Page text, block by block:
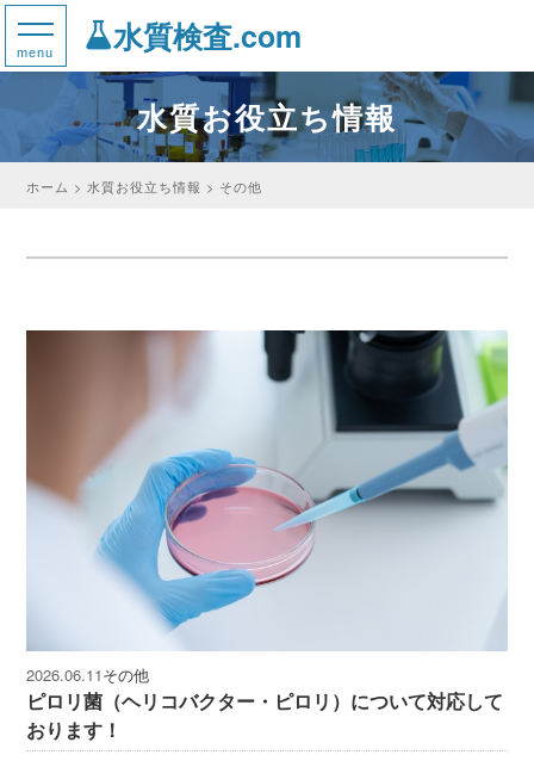
水質検査.com
水質お役立ち情報
ホーム 水質お役立ち情報 その他
2026.06.11その他
ピロリ菌（ヘリコバクター・ピロリ）について対応して
おります！